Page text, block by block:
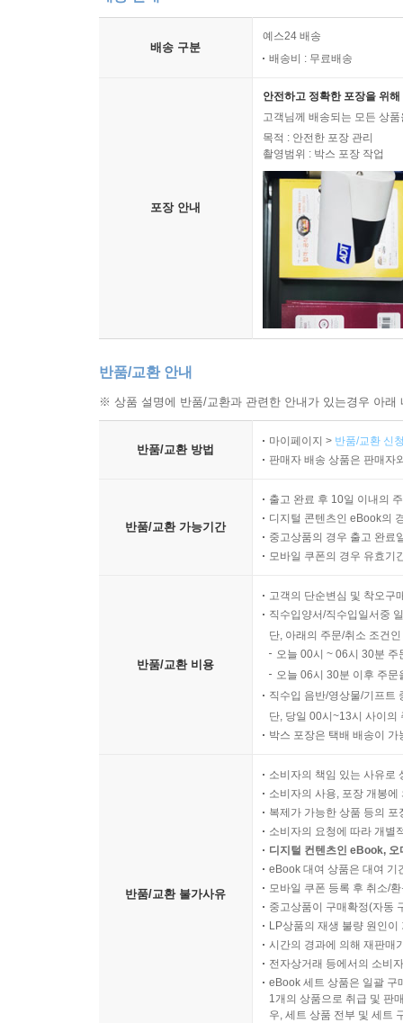
배송 구분
예스24 배송
배송비 : 무료배송
포장 안내
안전하고 정확한 포장을 위
고객님께 배송되는 모든 상
목적 : 안전한 포장 관리
촬영범위 : 박스 포장 작업
반품/교환 안내
※ 상품 설명에 반품/교환과 관련한 안내가 있는경우 아
반품/교환 방법
마이페이지 > 반품/교환 신
판매자 배송 상품은 판매자
반품/교환 가능기간
출고 완료 후 10일 이내의
디지털 콘텐츠인 eBook의
중고상품의 경우 출고 완료
모바일 쿠폰의 경우 유효기
반품/교환 비용
고객의 단순변심 및 착오구
직수입양서/직수입일서중
단, 아래의 주문/취소 조건
오늘 00시 ~ 06시 30분
오늘 06시 30분 이후 주
직수입 음반/영상물/기프트
단, 당일 00시~13시 사이의
박스 포장은 택배 배송이
반품/교환 불가사유
소비자의 책임 있는 사유로
소비자의 사용, 포장 개봉
복제가 가능한 상품 등의
소비자의 요청에 따라 개별
디지털 컨텐츠인 eBook,
eBook 대여 상품은 대여 기
모바일 쿠폰 등록 후 취소/
중고상품이 구매확정(자동
LP상품의 재생 불량 원인
시간의 경과에 의해 재판매
전자상거래 등에서의 소비
eBook 세트 상품은 일괄 구
1개의 상품으로 취급 및 판
우, 세트 상품 전부 및 세트